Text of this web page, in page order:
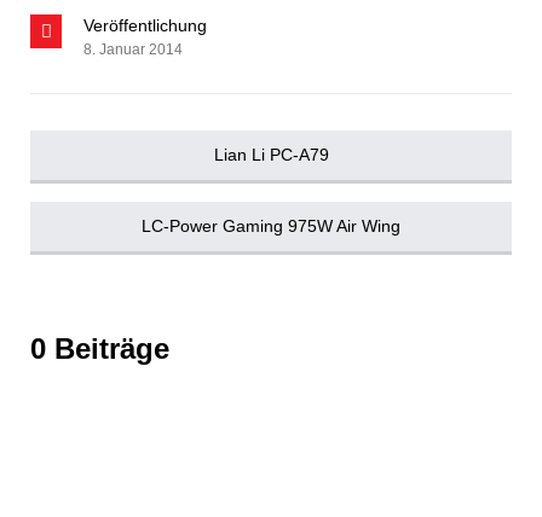
Veröffentlichung
8. Januar 2014
Lian Li PC-A79
LC-Power Gaming 975W Air Wing
0 Beiträge